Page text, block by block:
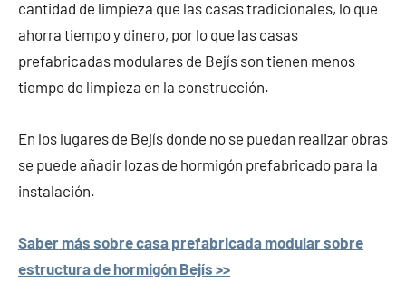
cantidad de limpieza que las casas tradicionales, lo que
ahorra tiempo y dinero, por lo que las casas
prefabricadas modulares de Bejís son tienen menos
tiempo de limpieza en la construcción.
En los lugares de Bejís donde no se puedan realizar obras
se puede añadir lozas de hormigón prefabricado para la
instalación.
Saber más sobre casa prefabricada modular sobre
estructura de hormigón Bejís >>